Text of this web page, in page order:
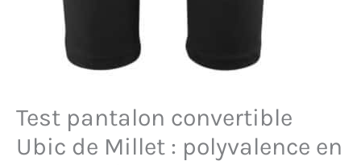
Test pantalon convertible
Ubic de Millet : polyvalence en